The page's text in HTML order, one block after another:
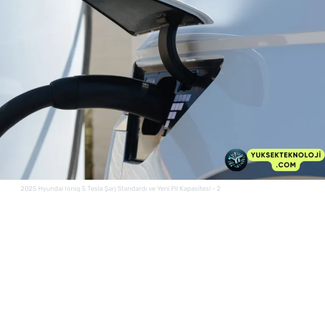
2025 Hyundai Ioniq 5 Tesla Şarj Standardı ve Yeni Pil Kapasitesi - 2